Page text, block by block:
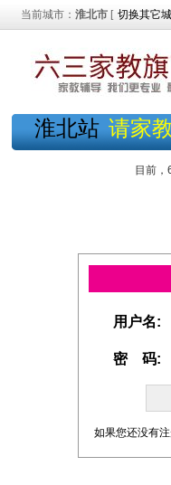
当前城市： 淮北市 [ 切换其它
淮北站 请家
目前
用户名:
密 码:
如果您还没有